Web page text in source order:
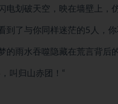
电划破天空，映在墙壁上，
到了与你同样迷茫的5人，
的雨水吞噬隐藏在荒言背后
叫归山赤团！“